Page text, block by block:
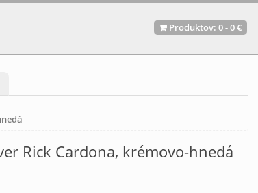
Produktov: 0-0 €
Rick Cardona, krémovo-hnedá